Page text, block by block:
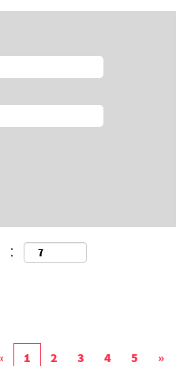
1 2 3 4 5 »